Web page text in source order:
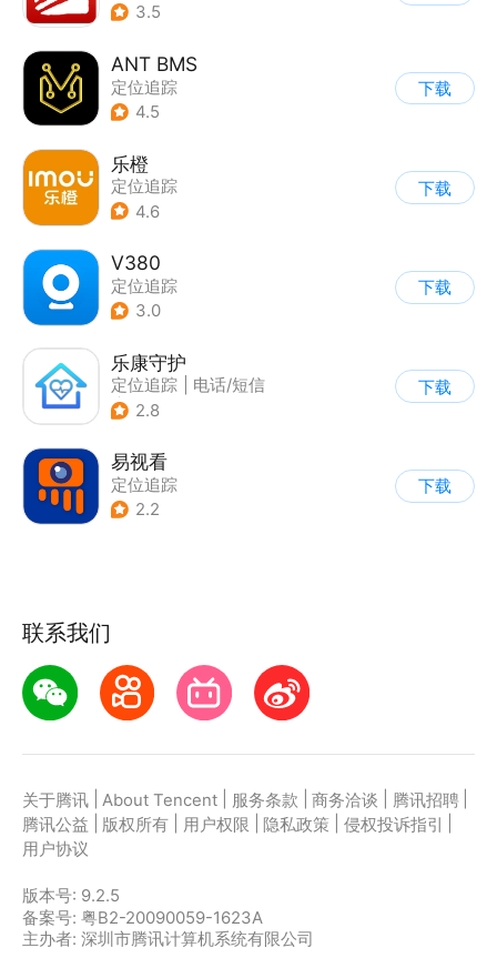
3.5
ANT BMS
定位追踪
4.5
下载
乐橙
定位追踪
4.6
下载
V380
定位追踪
3.0
下载
乐康守护
定位追踪
电话/短信
| 其他
2.8
下载
易视看
定位追踪
2.2
下载
联系我们
关于腾讯 About Tencent 服务条款 商务洽谈 腾讯招聘
腾讯公益
版权所有 用户权限 隐私政策 侵权投诉指引
用户协议
版本号: 9.2.5
备案号: 粤B2-20090059-1623A
主办者: 深圳市腾讯计算机系统有限公司